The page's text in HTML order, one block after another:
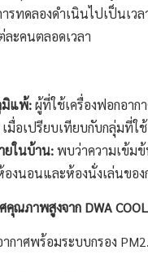
รทดลองดำเนินไปเป็นเว
ะคนตลอดเวลา
มิแพ้:ผู้ที่ใช้เครื่องฟอกอาก
มื่อเปรียบเทียบกับกลุ่มที่ใ
ยในบ้าน:พบว่าความเข้ม
องนอนและห้องนั่งเล่นของ
ณภาพสูงจาก DWA COOL
ากาศพร้อมระบบกรอง